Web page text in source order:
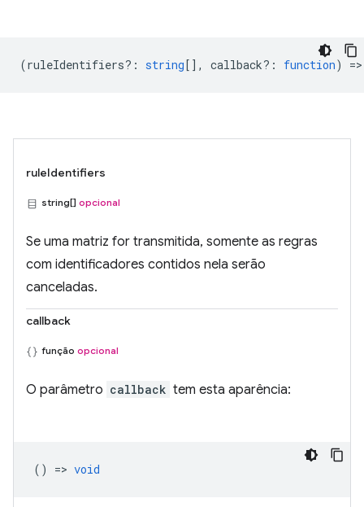
(ruleIdentifiers? : string [], callback? : function)
ruleIdentifiers
string[] opcional
Se uma matriz for transmitida, somente as regras
com identificadores contidos nela serão
canceladas.
callback
função opcional
O parâmetro callback tem esta aparência:
() => void